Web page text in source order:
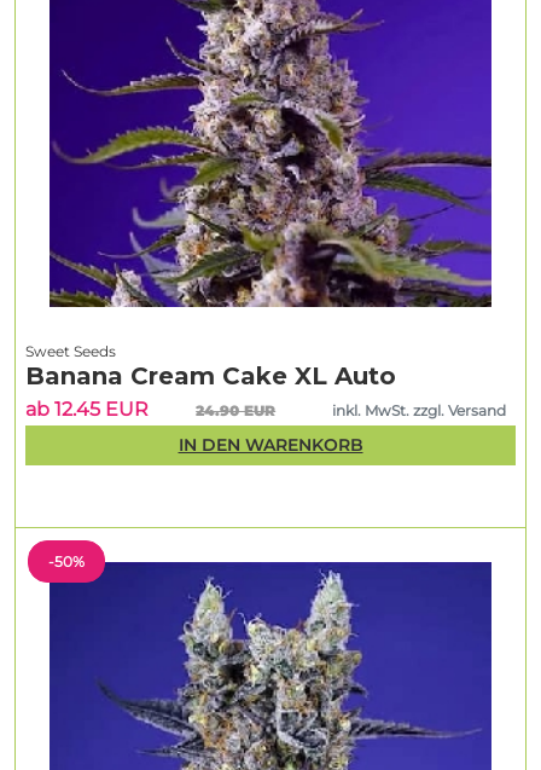
-50%
Sweet Seeds
Banana Cream Cake XL Auto
ab 12.45 EUR 24.90 EUR inkl. MwSt. zzgl. Versand
IN DEN WARENKORB